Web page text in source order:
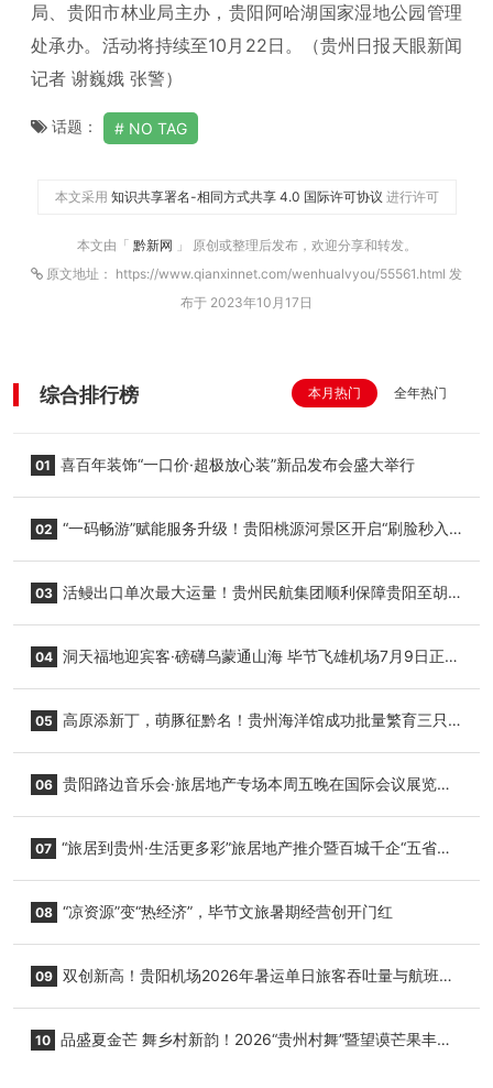
局、贵阳市林业局主办，贵阳阿哈湖国家湿地公园管理
处承办。活动将持续至10月22日。（贵州日报天眼新闻
记者 谢巍娥 张警）
话题： NO TAG
本文采用 知识共享署名-相同方式共享 4.0 国际许可协议 进行许可
本文由「 黔新网 」 原创或整理后发布，欢迎分享和转发。
原文地址： https://www.qianxinnet.com/wenhualvyou/55561.html 发
布于 2023年10月17日
综合排行榜 本月热门 全年热门
01 喜百年装饰“一口价·超极放心装”新品发布会盛大举行
02 “一码畅游”赋能服务升级！贵阳桃源河景区开启“刷脸秒入
03 活鳗出口单次最大运量！贵州民航集团顺利保障贵阳至胡
04 洞天福地迎宾客·磅礴乌蒙通山海 毕节飞雄机场7月9日正式
05 高原添新丁，萌豚征黔名！贵州海洋馆成功批量繁育三只
06 贵阳路边音乐会·旅居地产专场本周五晚在国际会议展览中
07 “旅居到贵州·生活更多彩”旅居地产推介暨百城千企“五省
08 “凉资源”变“热经济”，毕节文旅暑期经营创开门红
09 双创新高！贵阳机场2026年暑运单日旅客吞吐量与航班起
10 品盛夏金芒 舞乡村新韵！2026“贵州村舞”暨望谟芒果丰收